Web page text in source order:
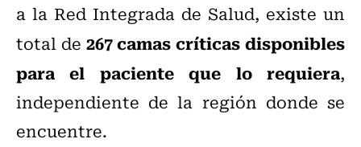
a la Red Integrada de Salud, existe un
total de 267 camas críticas disponibles
para el paciente que lo requiera,
independiente de la región donde se
encuentre.